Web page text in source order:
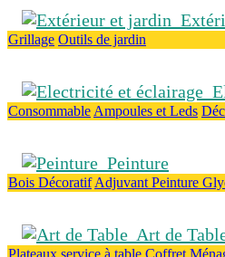
Grillage Outils de jardin
Consommable Ampoules et Leds
Peinture
Bois Décoratif Adjuvant Peinture
Art de
Plateaux service à table Coffret